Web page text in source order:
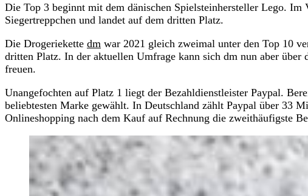
Die Top 3 beginnt mit dem dänischen Spielsteinhersteller Lego.
Siegertreppchen und landet auf dem dritten Platz.
Die Drogeriekette dm war 2021 gleich zweimal unter den Top 10
dritten Platz. In der aktuellen Umfrage kann sich dm nun aber über
freuen.
Unangefochten auf Platz 1 liegt der Bezahldienstleister Paypal.
beliebtesten Marke gewählt. In Deutschland zählt Paypal über 33
Onlineshopping nach dem Kauf auf Rechnung die zweithäufigste